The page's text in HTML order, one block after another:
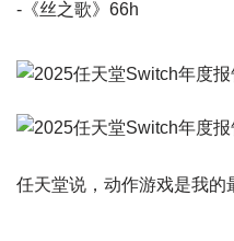
-《丝之歌》66h
任天堂说，动作游戏是我的